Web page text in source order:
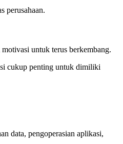
perusahaan.
untuk terus berkembang.
cukup penting untuk dimiliki
data, pengoperasian aplikasi,